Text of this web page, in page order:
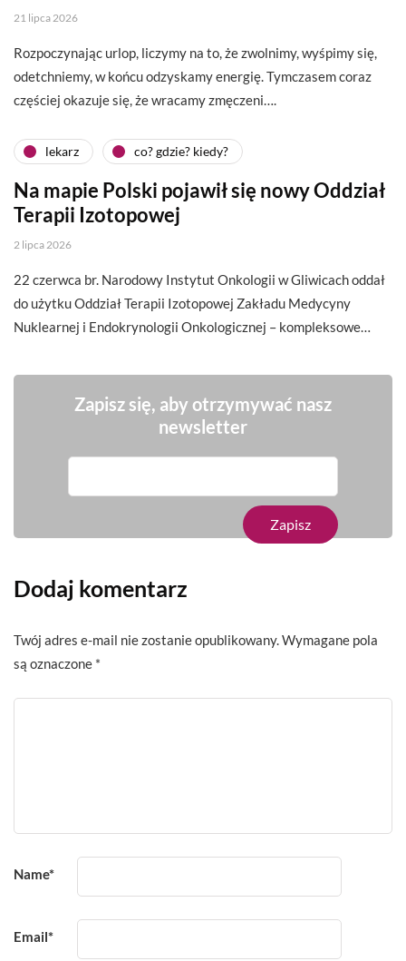
21 lipca 2026
Rozpoczynając urlop, liczymy na to, że zwolnimy, wyśpimy się,
odetchniemy, w końcu odzyskamy energię. Tymczasem coraz
częściej okazuje się, że wracamy zmęczeni….
lekarz co? gdzie? kiedy?
Na mapie Polski pojawił się nowy Oddział
Terapii Izotopowej
2 lipca 2026
22 czerwca br. Narodowy Instytut Onkologii w Gliwicach oddał
do użytku Oddział Terapii Izotopowej Zakładu Medycyny
Nuklearnej i Endokrynologii Onkologicznej – kompleksowe…
Zapisz się, aby otrzymywać nasz
newsletter
Dodaj komentarz
Twój adres e-mail nie zostanie opublikowany. Wymagane pola
są oznaczone *
Name*
Email*